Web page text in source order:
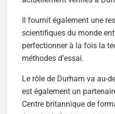
Il fournit également une
scientifiques du monde
perfectionner à la fois la
méthodes d’essai.
Le rôle de Durham va au-
est également un
Centre britannique de